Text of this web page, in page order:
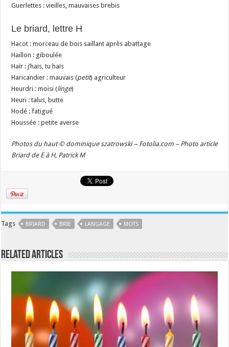
Guerlettes : vieilles, mauvaises brebis
Le briard, lettre H
Hacot : morceau de bois saillant après abattage
Haillon : giboulée
Haïr : j’haïs, tu haïs
Haricandier : mauvais (petit) agriculteur
Heurdri : moisi (linge)
Heuri : talus, butte
Hodé : fatigué
Houssée : petite averse
Photos du haut © dominique szatrowski – Fotolia.com – Photo article
Briard de E à H, Patrick M
Tags BRIARD BRIE LANGAGE MOTS
Related Articles